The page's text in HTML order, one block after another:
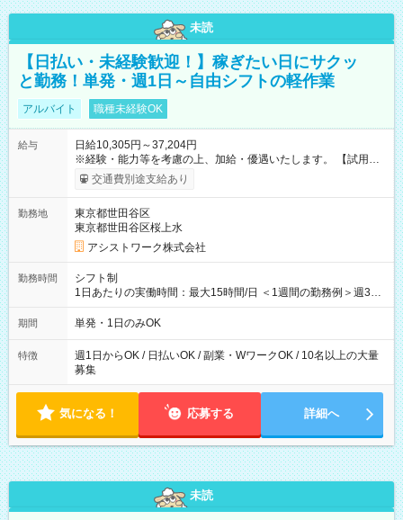
未読
【日払い・未経験歓迎！】稼ぎたい日にサクッ
と勤務！単発・週1日～自由シフトの軽作業
アルバイト 職種未経験OK
給与
日給10,305円～37,204円
※経験・能力等を考慮の上、加給・優遇いたします。 【試用期
間】試用期間なし
交通費別途支給あり
勤務地
東京都世田谷区
東京都世田谷区桜上水
アシストワーク株式会社
勤務時間
シフト制
1日あたりの実働時間：最大15時間/日 ＜1週間の勤務例＞週3回
勤務 勤務：月・水・金 休み：火・木・土・日 好きな時にお仕事
可能です！ ※1日あたりの最大実働時間は日勤、夜勤共に勤務し
期間 単発・1日のみOK
特徴
週1日からOK / 日払いOK / 副業・WワークOK / 10名以上の大量
募集
気になる！ 応募する 詳細へ
未読